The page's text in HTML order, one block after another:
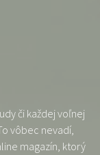
či každej voľnej
vôbec nevadí,
magazín, ktorý